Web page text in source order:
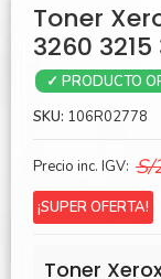
Toner
3260 3215
✓ PRODUCTO
SKU: 106R02778
Precio inc. IGV: S/
¡SUPER OFERTA!
Toner